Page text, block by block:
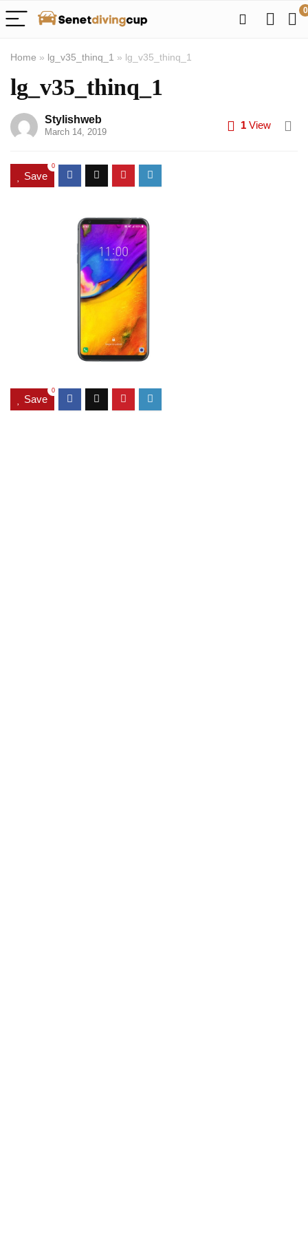
0
Home » lg_v35_thinq_1 » lg_v35_thinq_1
lg_v35_thinq_1
Stylishweb
March 14, 2019
1 View
Save
0
Save
0